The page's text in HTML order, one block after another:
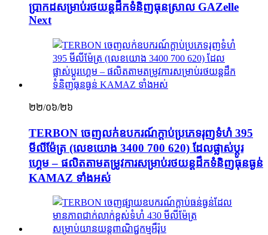
ប្រាកដសម្រាប់រថយន្តដឹកទំនិញធុនស្រាល GAZelle
Next
២២/០៦/២៦
TERBON ចេញលក់ឧបករណ៍ក្ដាប់ប្រភេទរុញទំហំ 395
មីលីម៉ែត្រ (លេខយោង 3400 700 620) ដែលផ្លាស់ប្តូរ
ហ្គេម – ផលិតតាមតម្រូវការសម្រាប់រថយន្តដឹកទំនិញធុនធ្ងន់
KAMAZ ទាំងអស់